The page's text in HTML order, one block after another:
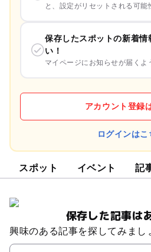
と、設定がリセットされる可能
保存したスポットの新着情
い！
マイページにお知らせが届くよ
アカウント登録
ログインはこ
スポット イベント 記
保存した記事は
興味のある記事を探してみまし